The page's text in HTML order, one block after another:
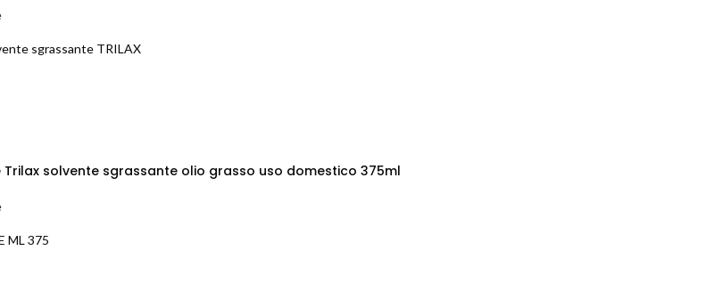
sgrassante TRILAX
solvente sgrassante olio grasso uso domestico 375ml
ML 375